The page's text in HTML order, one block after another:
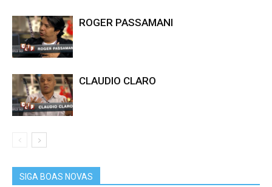
ROGER PASSAMANI
CLAUDIO CLARO
SIGA BOAS NOVAS